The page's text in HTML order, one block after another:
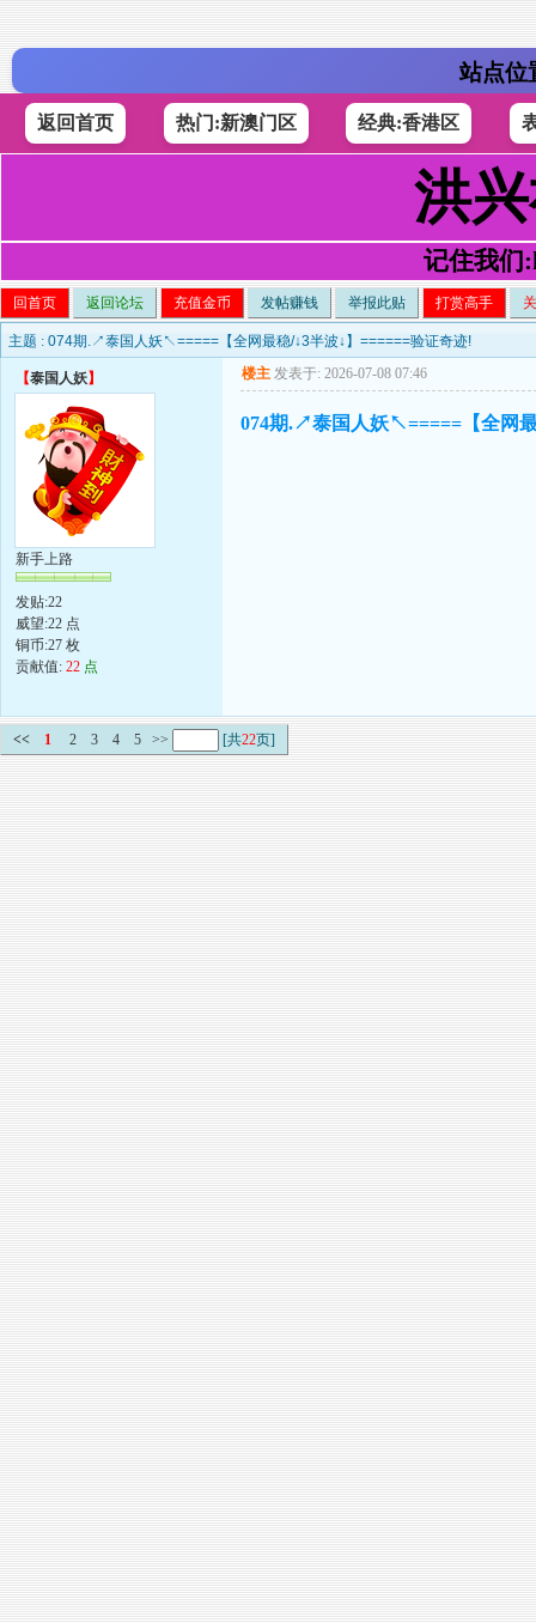
站点位
返回首页 热门:新澳门区 经典:香港区
洪
记住我们
回首页 返回论坛 充值金币 发帖赚钱 举报此贴 打赏高手
主题 : 074期.↗泰国人妖↖=====【全网最稳/↓3半波↓】======验证奇迹!
【泰国人妖】
新手上路
发贴:22
威望:22 点
铜币:27 枚
贡献值: 22 点
楼主 发表于: 2026-07-08 07:46
074期.↗泰国人妖↖=====【全网
<< 1 2 3 4 5 >> [共22页]